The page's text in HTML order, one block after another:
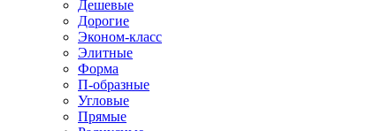
Дешевые
Дорогие
Эконом-класс
Элитные
Форма
П-образные
Угловые
Прямые